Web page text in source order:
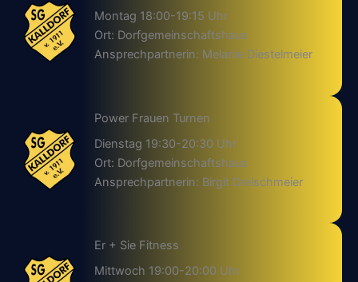
Montag 18:00-19:15 Uhr
Ort: Dorfgemeinschaftshaus
Ansprechpartnerin: Melanie Diestelmeier
Power Frauen Turnen
Dienstag 19:30-20:30 Uhr
Ort: Dorfgemeinschaftshaus
Ansprechpartnerin: Birgit Dreischmeier
Er + Sie Fitness
Mittwoch 19:00-20:00 Uhr